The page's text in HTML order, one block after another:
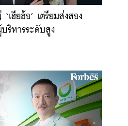
‘เฮียฮ้อ’ เตรียมส่งสอง
ริหารระดับสูง